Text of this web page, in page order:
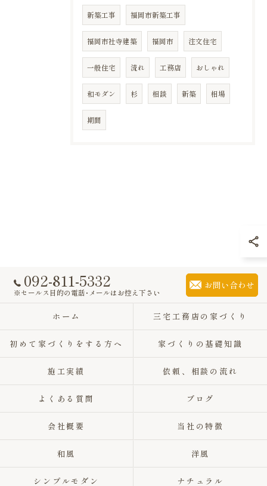
新築工事 福岡市新築工事
福岡市社寺建築 福岡市 注文住宅
一般住宅 流れ 工務店 おしゃれ
和モダン 杉 相談 新築 相場
期間
092-811-5332
※セールス目的の電話･メールはお控え下さい
お問い合わせ
ホーム 三宅工務店の家づくり
初めて家づくりをする方へ 家づくりの基礎知識
施工実績 依頼、相談の流れ
よくある質問 ブログ
会社概要 当社の特徴
和風 洋風
シンプルモダン ナチュラル